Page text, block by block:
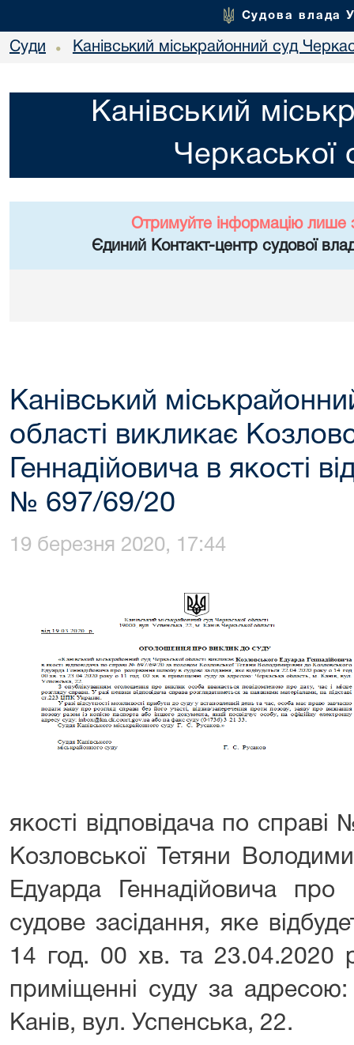
Судова влада
Суди • Канівський міськрайонний суд
Канівський
Черкаської
Отримуйте інформацію лише
Єдиний Контакт-центр судової
Канівський
області викликає
Геннадійовича в якості
№ 697/69/20
19 березня 2020, 17:44
якості відповідача по
Козловської Тетяни
Едуарда Геннадійовича
судове засідання, яке
14 год. 00 хв. та 23.04.2020
приміщенні суду за
Канів, вул. Успенська, 22.